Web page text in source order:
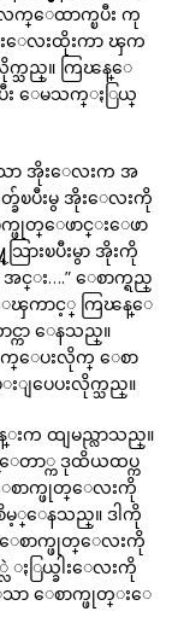
ေထာက္ၿပီး ကု
ေလးထိုးကာ ၾက
သည္။ ကြၽန္ေ
ပီး ေမသက္ႏြယ္
သာ အိုးေလးက အ
ခ်ၿပီးမွ အိုးေလးကို
က္ဖုတ္ေဖာင္းေဖာ
ားၿပီးမွာ အိုးကို
င္း….” ေစာက္ရည္
ၾကာင့္ ကြၽန္ေ
ကာ ေနသည္။
ေပးလိုက္ ေစာ
ပေပးလိုက္သည္။
က ထျမည္လာသည္။
တာ္က ဒုထိယထပ္က
ေစာက္ဖုတ္ေလးကို
စိမ့္ေနသည္။ ဒါကို
ေစာက္ဖုတ္ေလးကို
ႏြယ္ခါးေလးကို
ေသာ ေစာက္ဖုတ္းေ